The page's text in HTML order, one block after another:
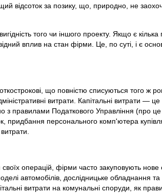
відсоток за позику, що, природно, не
того чи іншого проекту. Якщо є кілька
вплив на стан фірми. Це, по суті, і є
що повністю списуються того ж
витрати. Капітальні витрати —
з правилами Податкового Управління (про це
персонального комп'ютера
операцій, фірми часто закуповують нове
автомобілів, дослідницьке обладнання
витрати на комунальні споруди, як